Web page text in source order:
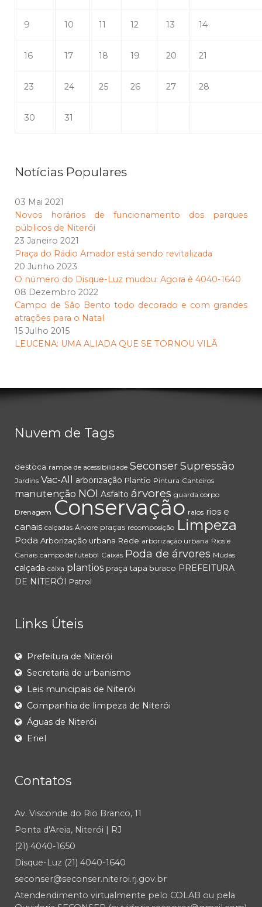
9 10 11 12 13 14
16 17 18 19 20 21
23 24 25 26 27 28
30 31
Notícias Populares
03 Mai 2021
Novos horários de funcionamento dos parques
públicos de Niterói
23 Janeiro 2021
Praça do Rádio Amador está sendo revitalizada
20 Junho 2023
O número do Disque-Luz mudou: Agora é 4040-1640
08 Dezembro 2022
Campo de São Bento todo decorado e com grandes
atrações para o Natal
15 Julho 2015
LEUCENA: UMA ALIADA QUE SE TORNOU VILÃ
Nuvem de Tags
destoca rampa de acessibilidade SeconserSupressão
Jardins Vac-All arborização Plantio Pintura Canteiros
manutenção NOI Asfalto árvores guarda corpo
Drenagem Conservação ralos rios e
canais calçadas Árvore praças recomposição Limpeza
Poda Arborização urbana Rede arborização urbana Rios e
Canais campo de futebol Caixas Poda de árvores Mudas
calçada caixa plantios praça tapa buraco PREFEITURA
DE NITERÓI
Patrol
Links Úteis
Prefeitura de Niterói
Secretaria de urbanismo
Leis municipais de Niterói
Companhia de limpeza de Niterói
Águas de Niterói
Enel
Contatos
Av. Visconde do Rio Branco, 11
Ponta d'Areia, Niterói | RJ
(21) 4040-1650
Disque-Luz (21) 4040-1640
seconser@seconser.niteroi.rj.gov.br
Atendendimento virtualmente pelo COLAB ou pela